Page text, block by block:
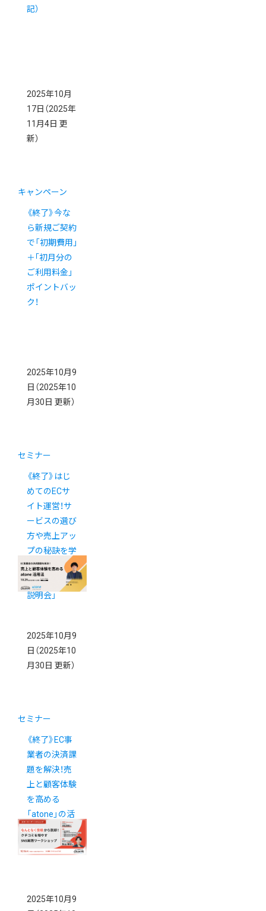
記）
2025年10月
17日 （2025年
11月4日 更
新）
キャンペーン
《終了》今な
ら新規ご契約
で「初期費用｣
＋｢初月分の
ご利用料金」
ポイントバッ
ク！
2025年10月9
日 （2025年10
月30日 更新）
セミナー
《終了》はじ
めてのECサ
イト運営！サ
ービスの選び
方や売上アッ
プの秘訣を学
べる「カラー
ミーショップ
説明会」
2025年10月9
日 （2025年10
月30日 更新）
セミナー
《終了》EC事
業者の決済課
題を解決！売
上と顧客体験
を高める
「atone」の活
用法
2025年10月9